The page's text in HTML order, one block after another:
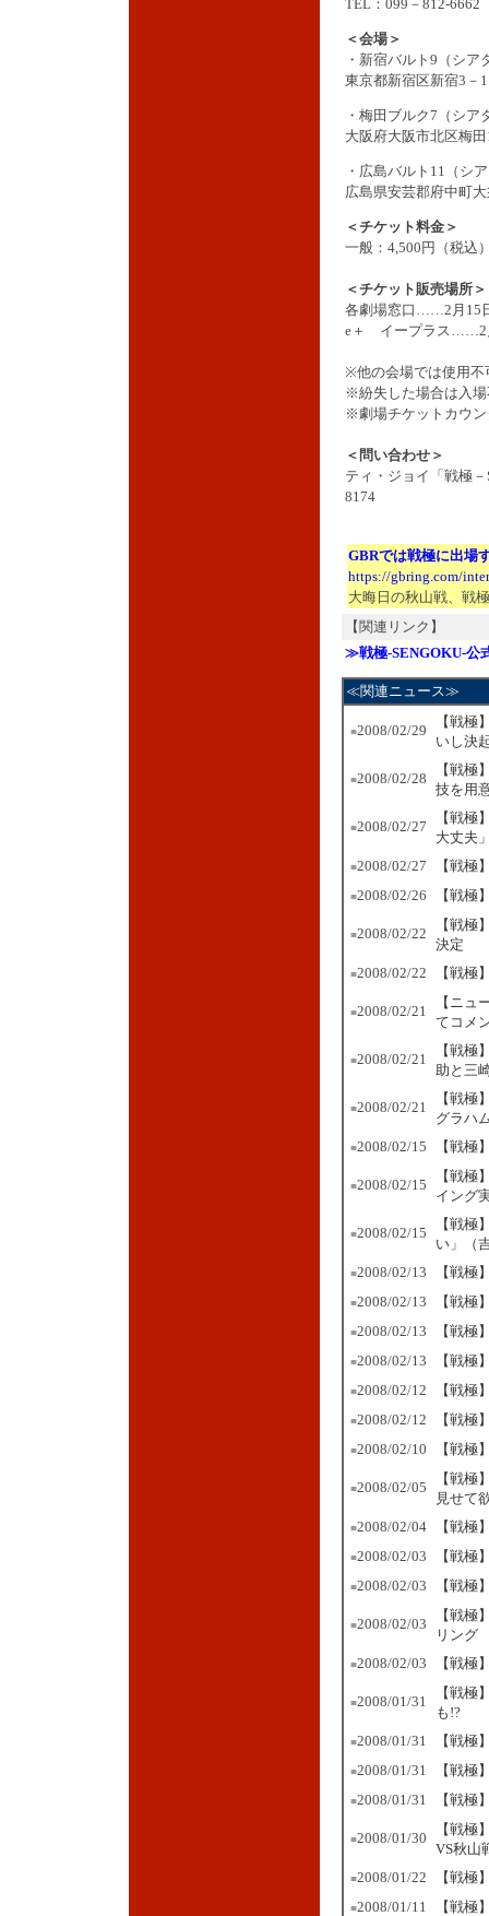
TEL：099－812-6662
＜会場＞
・新宿バルト9（シ
東京都新宿区新宿3
・梅田ブルク7（シア
大阪府大阪市北区梅
・広島バルト11（シ
広島県安芸郡府中町
＜チケット料金＞
一般：4,500円（税込
＜チケット販売場所＞
各劇場窓口……2月15
e＋ イープラス……2
※他の会場では使用不
※紛失した場合は入場
※劇場チケットカウ
＜問い合わせ＞
ティ・ジョイ「戦極
8174
GBRでは戦極に出場
https://gbring.com/
大晦日の秋山戦、戦
【関連リンク】
≫戦極-SENGOKU-公
≪関連ニュース≫
■2008/02/29
【戦極
いし決
■2008/02/28
【戦極
技を用
■2008/02/27
【戦極
大丈夫
■2008/02/27 【戦極
■2008/02/26 【戦極
■2008/02/22
【戦極
決定
■2008/02/22 【戦極
■2008/02/21
【ニュ
てコメ
■2008/02/21
【戦極
助と三
■2008/02/21
【戦極
グラハ
■2008/02/15 【戦極
■2008/02/15
【戦極
イング
■2008/02/15
【戦極
い」（
■2008/02/13 【戦極
■2008/02/13 【戦極
■2008/02/13 【戦極
■2008/02/13 【戦極
■2008/02/12 【戦極
■2008/02/12 【戦極
■2008/02/10 【戦極
■2008/02/05
【戦極
見せて
■2008/02/04 【戦極
■2008/02/03 【戦極
■2008/02/03 【戦極
■2008/02/03
【戦極
リング
■2008/02/03 【戦極
■2008/01/31
【戦極
も!?
■2008/01/31 【戦極
■2008/01/31 【戦極
■2008/01/31 【戦極
■2008/01/30
【戦極
VS秋山
■2008/01/22 【戦極
■2008/01/11 【戦極